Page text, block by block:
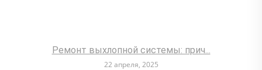
Ремонт выхлопной системы: прич...
22 апреля, 2025